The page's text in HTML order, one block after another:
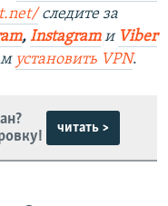
следите за
, Instagramи Viber
установить VPN.
читать >